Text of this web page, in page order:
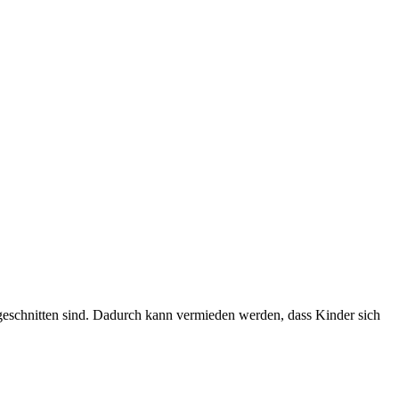
sind. Dadurch kann vermieden werden, dass Kinder sich